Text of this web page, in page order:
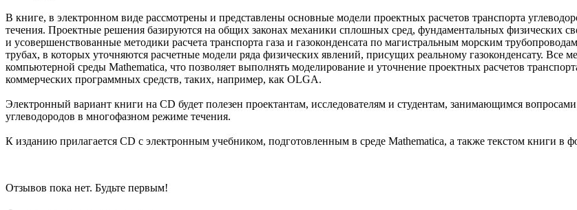
В книге, в электронном виде рассмотрены и представлены основные модели проектных расчетов транспорта
течения. Проектные решения базируются на общих законах механики сплошных сред, фундаментальных физических
и усовершенствованные методики расчета транспорта газа и газоконденсата по магистральным морским
трубах, в которых уточняются расчетные модели ряда физических явлений, присущих реальному газоконденсату.
компьютерной среды Mathematica, что позволяет выполнять моделирование и уточнение проектных расчетов
коммерческих программных средств, таких, например, как OLGA.
Электронный вариант книги на CD будет полезен проектантам, исследователям и студентам, занимающимся
углеводородов в многофазном режиме течения.
К изданию прилагается CD с электронным учебником, подготовленным в среде Mathematica, а также текстом книги в
Отзывов пока нет. Будьте первым!